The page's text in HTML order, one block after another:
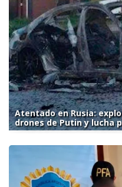
Atentado en Rusia:
drones de Putin y lucha